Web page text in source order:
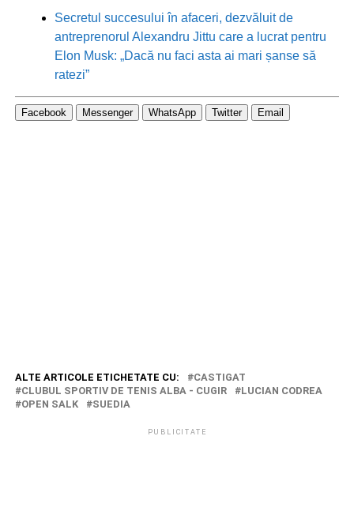
Secretul succesului în afaceri, dezvăluit de
antreprenorul Alexandru Jittu care a lucrat pentru
Elon Musk: „Dacă nu faci asta ai mari șanse să
ratezi”
Facebook Messenger WhatsApp Twitter Email
ALTE ARTICOLE ETICHETATE CU:
CASTIGAT
CLUBUL SPORTIV DE TENIS ALBA - CUGIR
LUCIAN CODREA
OPEN SALK
SUEDIA
PUBLICITATE